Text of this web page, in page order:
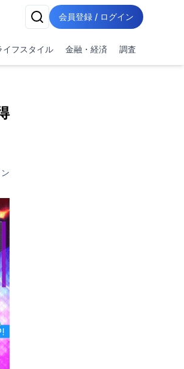
会員登録 / ログイン
イフスタイル 金融・経済 調査